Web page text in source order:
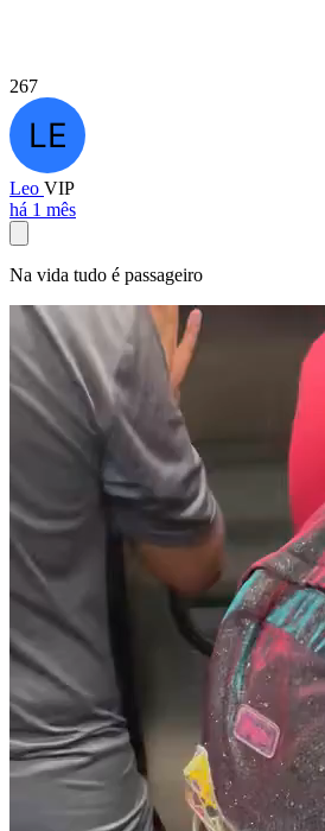
267
Leo VIP
há 1 mês
Na vida tudo é passageiro